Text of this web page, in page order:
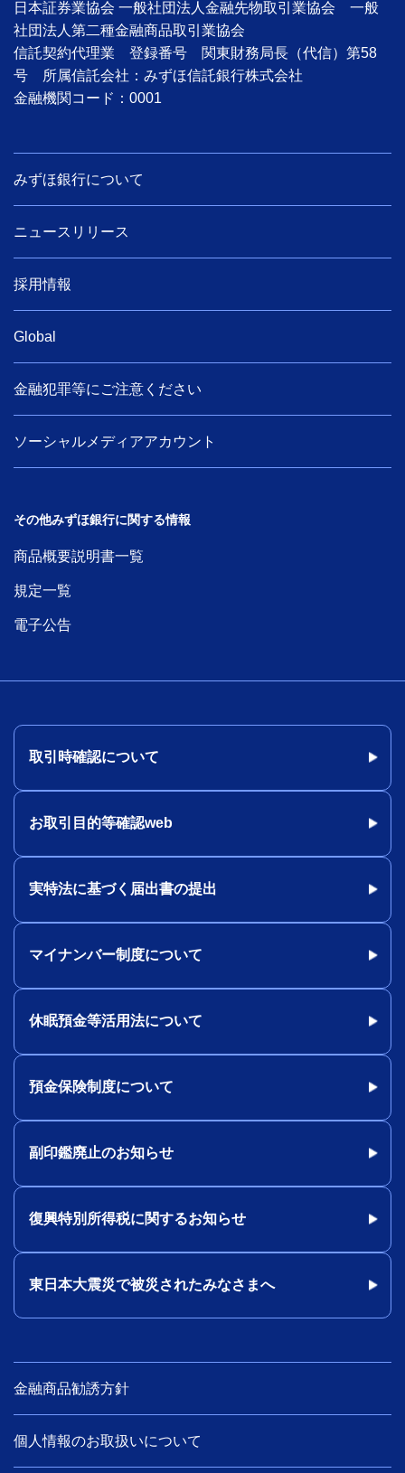
日本証券業協会 一般社団法人金融先物取引業協会 一般
社団法人第二種金融商品取引業協会
信託契約代理業 登録番号 関東財務局長（代信）第58
号 所属信託会社：みずほ信託銀行株式会社
金融機関コード：0001
みずほ銀行について
ニュースリリース
採用情報
Global
金融犯罪等にご注意ください
ソーシャルメディアアカウント
その他みずほ銀行に関する情報
商品概要説明書一覧
規定一覧
電子公告
取引時確認について
お取引目的等確認web
実特法に基づく届出書の提出
マイナンバー制度について
休眠預金等活用法について
預金保険制度について
副印鑑廃止のお知らせ
復興特別所得税に関するお知らせ
東日本大震災で被災されたみなさまへ
金融商品勧誘方針
個人情報のお取扱いについて